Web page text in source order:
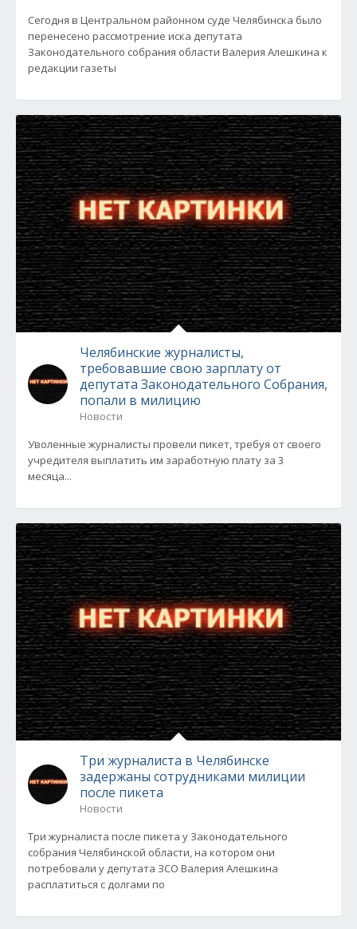
Сегодня в Центральном районном суде Челябинска было
перенесено рассмотрение иска депутата
Законодательного собрания области Валерия Алешкина к
редакции газеты
Челябинские журналисты,
требовавшие свою зарплату от
депутата Законодательного Собрания,
попали в милицию
Новости
Уволенные журналисты провели пикет, требуя от своего
учредителя выплатить им заработную плату за 3
месяца...
Три журналиста в Челябинске
задержаны сотрудниками милиции
после пикета
Новости
Три журналиста после пикета у Законодательного
собрания Челябинской области, на котором они
потребовали у депутата ЗСО Валерия Алешкина
расплатиться с долгами по